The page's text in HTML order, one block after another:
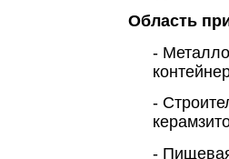
Область
-
-
-